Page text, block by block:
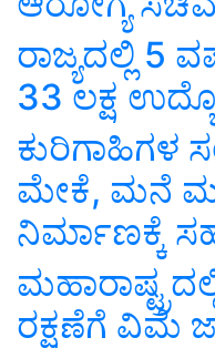
ರಾಜ್ಯದಲ್ಲಿ 5
33 ಲಕ್ಷ
ಕುರಿಗಾಹಿಗಳ
ಮೇಕೆ, ಮನೆ
ನಿರ್ಮಾಣಕ್ಕೆ
ರಕ್ಷಣೆಗೆ ವಿಮೆ